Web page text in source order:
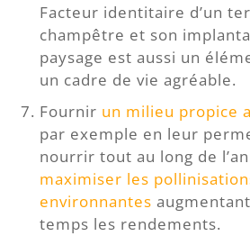
Facteur identitaire d’un
champêtre et son
paysage est aussi un
un cadre de vie agréable.
Fournir un milieu propice
par exemple en leur
nourrir tout au long de
maximiser les
environnantes
temps les rendements.